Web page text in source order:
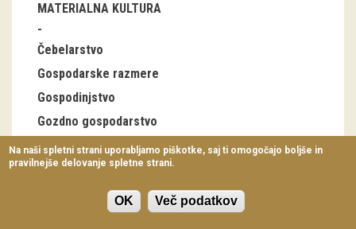
dogodki
Koledar dogodkov
Prireditve
Predavanja
Delavnice
Vodeni ogledi
MATERIALNA KULTURA
Čebelarstvo
Gospodarske razmere
Gospodinjstvo
Gozdno gospodarstvo
Industrija
Lov, ribolov
Nabiralništvo
Notranja oprema stanovanjskih stavb, bivalna
Na naši spletni strani uporabljamo piškotke, saj ti omogočajo boljše in
pravilnejše delovanje spletne strani.
OK Več podatkov